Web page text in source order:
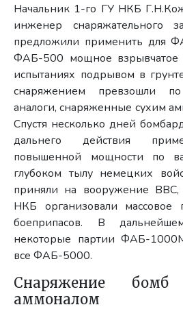
Начальник 1-го ГУ НКБ
инженер снаряжательного
предложили применить для
ФАБ-500 мощное
испытаниях подрывом в
снаряжением превзошли
аналоги, снаряженные сухим
Спустя несколько дней
дальнего действия
повышенной мощности по
глубоком тылу немецких
приняли на вооружение ВВС,
НКБ организовали массовое
боеприпасов. В
некоторые партии ФАБ-
все ФАБ-5000.
Снаряжение бомб
аммоналом